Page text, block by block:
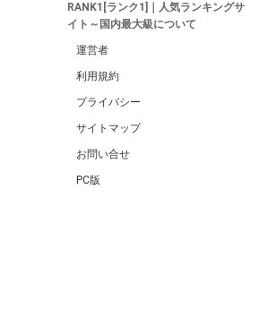
RANK1[ランク1]｜人気ランキングサ
イト～国内最大級について
運営者
利用規約
プライバシー
サイトマップ
お問い合せ
PC版